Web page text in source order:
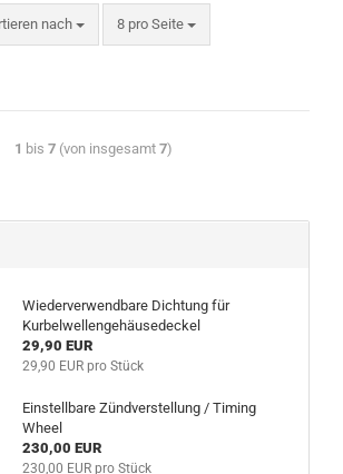
nach 8 pro Seite
1 bis 7 (von insgesamt 7)
Wiederverwendbare Dichtung für
Kurbelwellengehäusedeckel
29,90 EUR
29,90 EUR pro Stück
Einstellbare Zündverstellung / Timing
Wheel
230,00 EUR
230,00 EUR pro Stück